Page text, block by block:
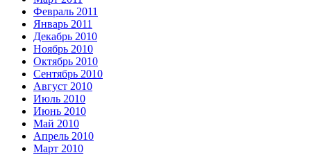
Февраль 2011
Январь 2011
Декабрь 2010
Ноябрь 2010
Октябрь 2010
Сентябрь 2010
Август 2010
Июль 2010
Июнь 2010
Май 2010
Апрель 2010
Март 2010